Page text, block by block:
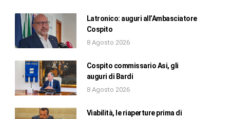
Latronico: auguri all’Ambasciatore
Cospito
8 Agosto 2026
Cospito commissario Asi, gli
auguri di Bardi
8 Agosto 2026
Viabilità, le riaperture prima di